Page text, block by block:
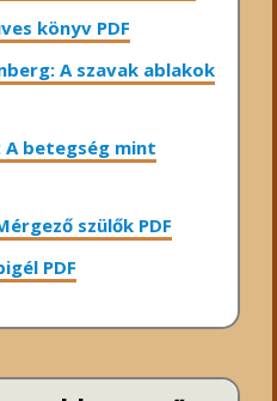
könyv PDF
A szavak ablakok
A betegség mint
szülők PDF
PDF